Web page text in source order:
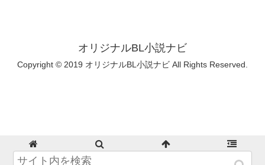
オリジナルBL小説ナビ
Copyright © 2019 オリジナルBL小説ナビ All Rights Reserved.
ホーム